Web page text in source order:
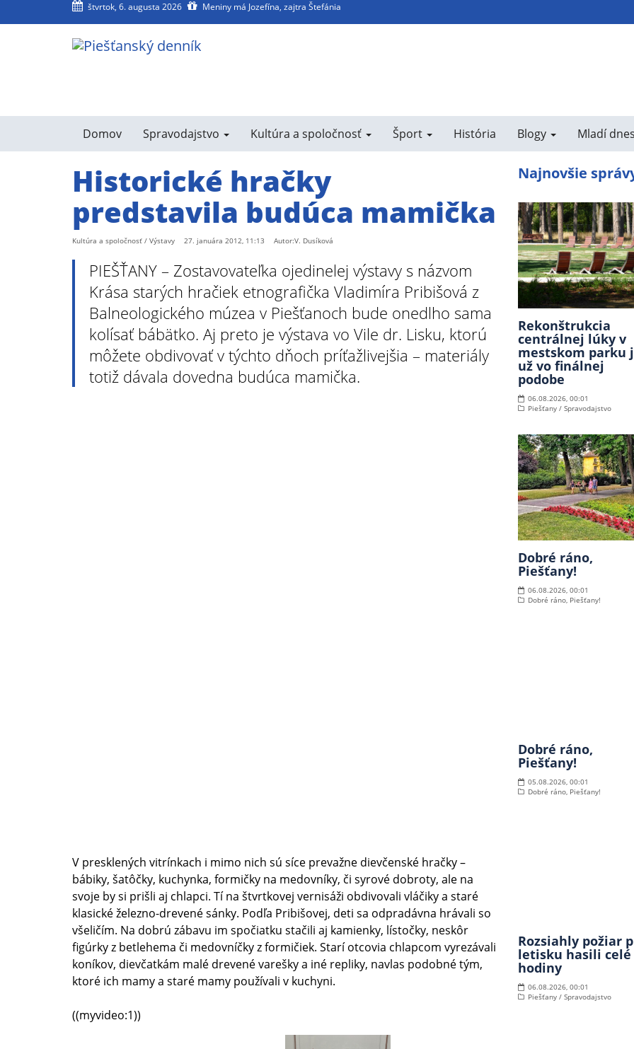
štvrtok, 6. augusta 2026 Meniny má Jozefína, zajtra Štefánia
Domov Spravodajstvo Kultúra a spoločnosť Šport História Blogy Mladí
Historické hračky
predstavila budúca mamička
Kultúra a spoločnosť / Výstavy 27. januára 2012, 11:13 Autor:V. Dusíková
PIEŠŤANY – Zostavovateľka ojedinelej výstavy s názvom
Krása starých hračiek etnografička Vladimíra Pribišová z
Balneologického múzea v Piešťanoch bude onedlho sama
kolísať bábätko. Aj preto je výstava vo Vile dr. Lisku, ktorú
môžete obdivovať v týchto dňoch príťažlivejšia – materiály
totiž dávala dovedna budúca mamička.
V presklených vitrínkach i mimo nich sú síce prevažne dievčenské hračky –
bábiky, šatôčky, kuchynka, formičky na medovníky, či syrové dobroty, ale na
svoje by si prišli aj chlapci. Tí na štvrtkovej vernisáži obdivovali vláčiky a staré
klasické železno-drevené sánky. Podľa Pribišovej, deti sa odpradávna hrávali so
všeličím. Na dobrú zábavu im spočiatku stačili aj kamienky, lístočky, neskôr
figúrky z betlehema či medovníčky z formičiek. Starí otcovia chlapcom vyrezávali
koníkov, dievčatkám malé drevené varešky a iné repliky, navlas podobné tým,
ktoré ich mamy a staré mamy používali v kuchyni.
((myvideo:1))
Najnovšie
Rekonštrukcia
centrálnej lúky v
mestskom parku
už vo finálnej
podobe
06.08.2026, 00:01
Piešťany / Spravodajstvo
Dobré ráno,
Piešťany!
06.08.2026, 00:01
Dobré ráno, Piešťany!
Dobré ráno,
Piešťany!
05.08.2026, 00:01
Dobré ráno, Piešťany!
Rozsiahly požiar
letisku hasili celé
hodiny
06.08.2026, 00:01
Piešťany / Spravodajstvo